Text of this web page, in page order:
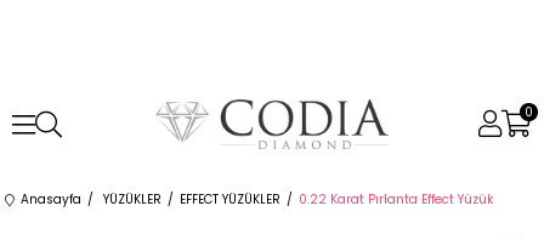
0
Anasayfa YÜZÜKLER EFFECT YÜZÜKLER 0.22 Karat Pırlanta Effect Yüzük